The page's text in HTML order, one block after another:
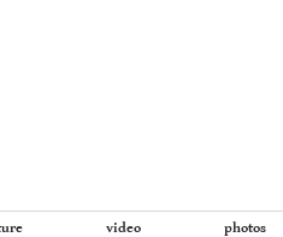
video photos